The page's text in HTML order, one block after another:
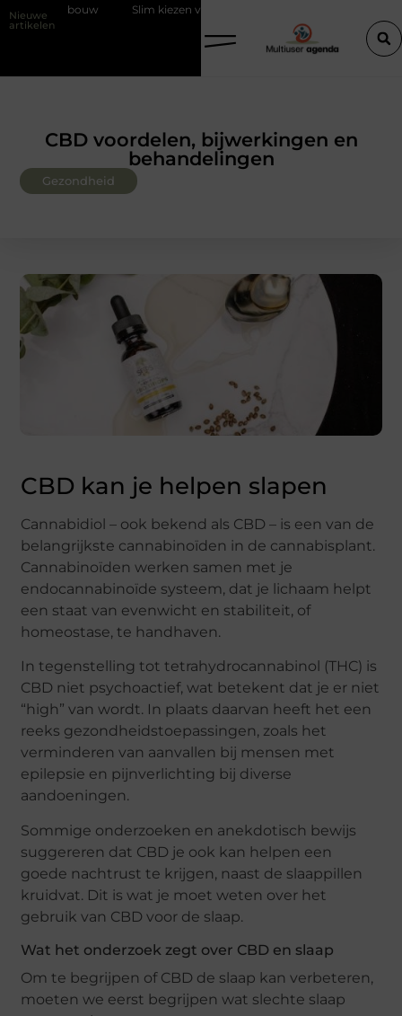
Nieuwe
artikelen
bouw Slim kiezen voor wisselweer met een tussenjas
CBD voordelen, bijwerkingen en
behandelingen
Gezondheid
CBD kan je helpen slapen
Cannabidiol – ook bekend als CBD – is een van de
belangrijkste cannabinoïden in de cannabisplant.
Cannabinoïden werken samen met je
endocannabinoïde systeem, dat je lichaam helpt
een staat van evenwicht en stabiliteit, of
homeostase, te handhaven.
In tegenstelling tot tetrahydrocannabinol (THC) is
CBD niet psychoactief, wat betekent dat je er niet
“high” van wordt. In plaats daarvan heeft het een
reeks gezondheidstoepassingen, zoals het
verminderen van aanvallen bij mensen met
epilepsie en pijnverlichting bij diverse
aandoeningen.
Sommige onderzoeken en anekdotisch bewijs
suggereren dat CBD je ook kan helpen een
goede nachtrust te krijgen, naast de slaappillen
kruidvat. Dit is wat je moet weten over het
gebruik van CBD voor de slaap.
Wat het onderzoek zegt over CBD en slaap
Om te begrijpen of CBD de slaap kan verbeteren,
moeten we eerst begrijpen wat slechte slaap